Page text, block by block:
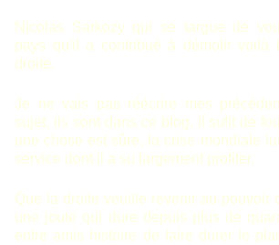
Nicolas Sarkozy qui se targue de
pays qu'il a contribué à démolir voilà
droite.
Je ne vais pas réécrire mes
sujet, ils sont dans ce blog, il sufit de
une chose est sûre, la crise mondiale
service dont il a su largement profiter.
Que la droite veuille revenir au pouvoir
une joute qui dure depuis plus de
entre amis histoire de faire durer le